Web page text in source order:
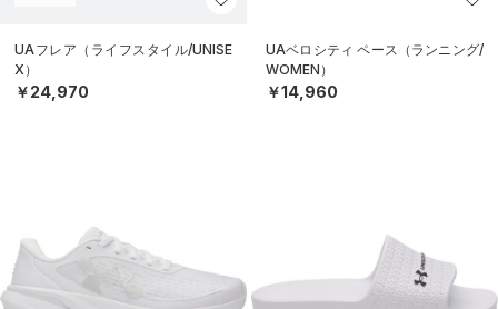
UAフレア（ライフスタイル/UNISE
X）
￥24,970
UAベロシティ ペース（ランニング/
WOMEN）
￥14,960